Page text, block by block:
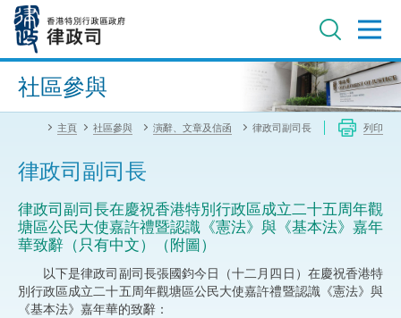
內
進階搜尋
社區參與
主頁 社區參與 演辭、文章及信函 律政司副司長 列印
律政司副司長
律政司副司長在慶祝香港特別行政區成立二十五周年觀
塘區公民大使嘉許禮暨認識《憲法》與《基本法》嘉年
華致辭（只有中文）（附圖）
以下是律政司副司長張國鈞今日（十二月四日）在慶祝香港特
別行政區成立二十五周年觀塘區公民大使嘉許禮暨認識《憲法》與
《基本法》嘉年華的致辭：